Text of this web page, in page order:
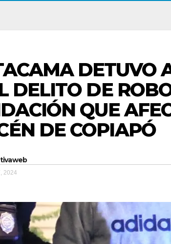
DETUVO
DELITO DE
QUE
DE COPIAPÓ
2024